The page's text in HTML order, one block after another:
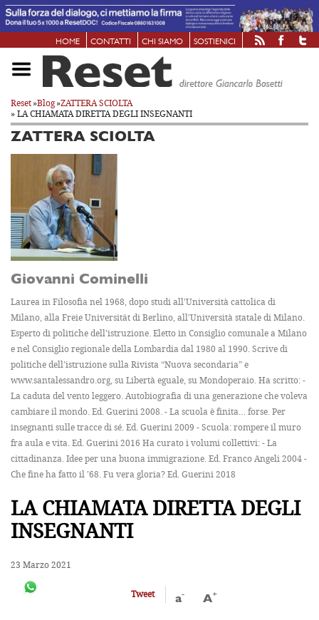
HOME CONTATTI CHI SIAMO SOSTIENICI
Reset»Blog»ZATTERA SCIOLTA
» LA CHIAMATA DIRETTA DEGLI INSEGNANTI
ZATTERA SCIOLTA
Giovanni Cominelli
Laurea in Filosofia nel 1968, dopo studi all'Università cattolica di
Milano, alla Freie Universität di Berlino, all'Università statale di Milano.
Esperto di politiche dell’istruzione. Eletto in Consiglio comunale a Milano
e nel Consiglio regionale della Lombardia dal 1980 al 1990. Scrive di
politiche dell’istruzione sulla Rivista “Nuova secondaria” e
www.santalessandro.org, su Libertà eguale, su Mondoperaio. Ha scritto: -
La caduta del vento leggero. Autobiografia di una generazione che voleva
cambiare il mondo. Ed. Guerini 2008. - La scuola è finita… forse. Per
insegnanti sulle tracce di sé. Ed. Guerini 2009 - Scuola: rompere il muro
fra aula e vita. Ed. Guerini 2016 Ha curato i volumi collettivi: - La
cittadinanza. Idee per una buona immigrazione. Ed. Franco Angeli 2004 -
Che fine ha fatto il ’68. Fu vera gloria? Ed. Guerini 2018
LA CHIAMATA DIRETTA DEGLI
INSEGNANTI
23 Marzo 2021
Tweet a- A+